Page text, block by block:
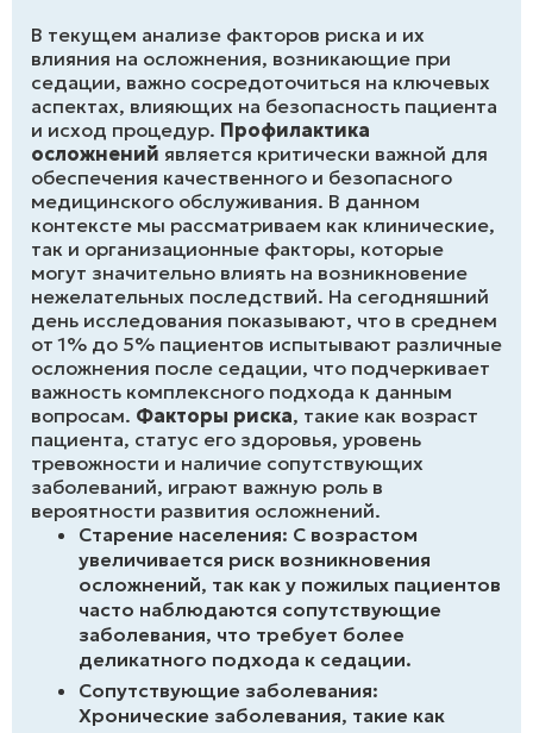
В текущем анализе факторов риска и их
влияния на осложнения, возникающие при
седации, важно сосредоточиться на ключевых
аспектах, влияющих на безопасность пациента
и исход процедур. Профилактика
осложнений является критически важной для
обеспечения качественного и безопасного
медицинского обслуживания. В данном
контексте мы рассматриваем как клинические,
так и организационные факторы, которые
могут значительно влиять на возникновение
нежелательных последствий. На сегодняшний
день исследования показывают, что в среднем
от 1% до 5% пациентов испытывают различные
осложнения после седации, что подчеркивает
важность комплексного подхода к данным
вопросам. Факторы риска, такие как возраст
пациента, статус его здоровья, уровень
тревожности и наличие сопутствующих
заболеваний, играют важную роль в
вероятности развития осложнений.
Старение населения: С возрастом
увеличивается риск возникновения
осложнений, так как у пожилых пациентов
часто наблюдаются сопутствующие
заболевания, что требует более
деликатного подхода к седации.
Сопутствующие заболевания:
Хронические заболевания, такие как